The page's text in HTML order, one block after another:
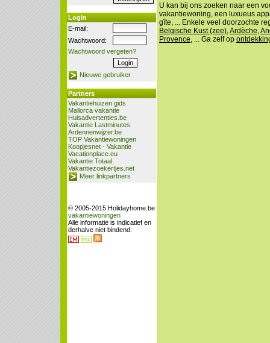
Login
E-mail:
Wachtwoord:
Wachtwoord vergeten?
Nieuwe gebruiker
Partners
Vakantiehuizen gids
Mallorca vakantie
Huisadvertenties.be
Vakantie Lastminutes
Ardennenwijzer.be
TOP Vakantiewoningen
Koopjesnet - Vakantie
Vacationplace.eu
Vakantie Totaal
Vakantiezoekertjes.net
Meer linkpartners
© 2005-2015 Holidayhome.be
vakantiewoningen
Alle informatie is indicatief en
derhalve niet bindend.
U kan bij ons zoeken naar een
vakantiewoning, een luxueus
gîte, ... Enkele veel doorzochte
Belgische Kust (zee) Ardèche
Provence , ... Ga zelf op